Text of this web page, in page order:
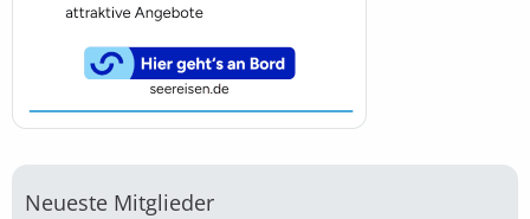
Neueste Mitglieder